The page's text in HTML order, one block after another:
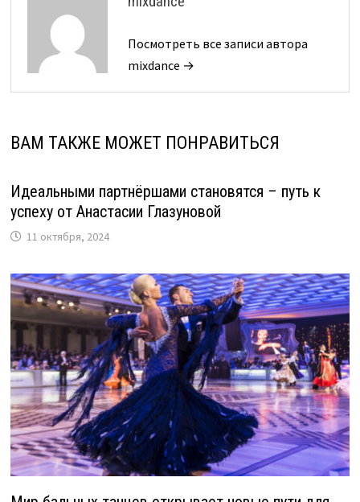
Посмотреть все записи автора
mixdance →
ВАМ ТАКЖЕ МОЖЕТ ПОНРАВИТЬСЯ
Идеальными партнёршами становятся – путь к
успеху от Анастасии Глазуновой
11 октября, 2024